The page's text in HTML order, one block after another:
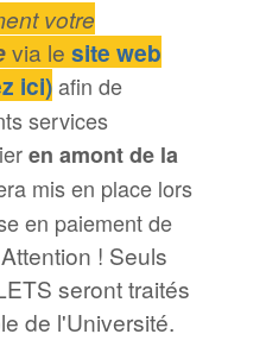
votre
via lesite web
ici) afin de
services
en amont de la
mis en place lors
en paiement de
Attention ! Seuls
seront traités
de l'Université.